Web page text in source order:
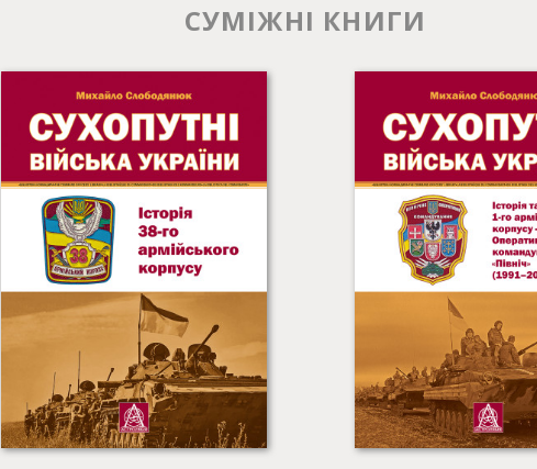
СУМІЖНІ КНИГИ